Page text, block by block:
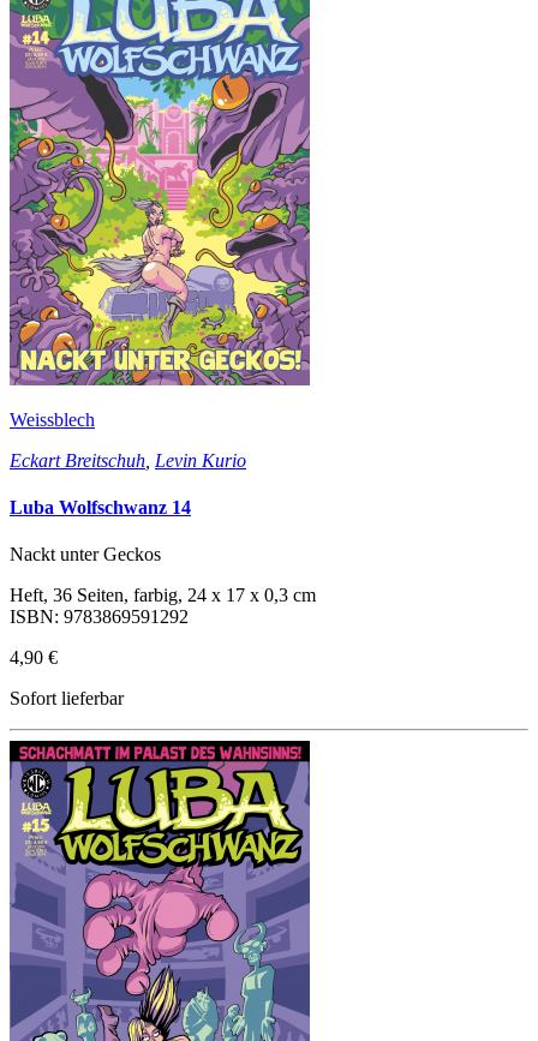
Weissblech
Eckart Breitschuh Levin Kurio
Luba Wolfschwanz 14
Nackt unter Geckos
Heft, 36 Seiten, farbig, 24 x 17 x 0,3 cm
ISBN: 9783869591292
4,90 €
Sofort lieferbar